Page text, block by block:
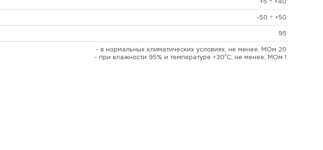
-50 ÷ +50
95
- в нормальных климатических условиях, не менее, МОм 20
- при влажности 95% и температуре +30°С, не менее, МОм 1